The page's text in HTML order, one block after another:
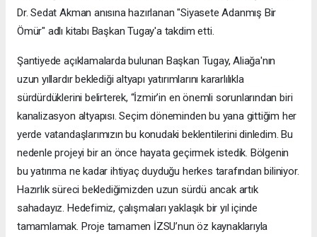
Dr. Sedat Akman anısına hazırlanan "Siyasete Adanmış Bir
Ömür" adlı kitabı Başkan Tugay'a takdim etti.
Şantiyede açıklamalarda bulunan Başkan Tugay, Aliağa'nın
uzun yıllardır beklediği altyapı yatırımlarını kararlılıkla
sürdürdüklerini belirterek, “İzmir’in en önemli sorunlarından biri
kanalizasyon altyapısı. Seçim döneminden bu yana gittiğim her
yerde vatandaşlarımızın bu konudaki beklentilerini dinledim. Bu
nedenle projeyi bir an önce hayata geçirmek istedik. Bölgenin
bu yatırıma ne kadar ihtiyaç duyduğu herkes tarafından biliniyor.
Hazırlık süreci beklediğimizden uzun sürdü ancak artık
sahadayız. Hedefimiz, çalışmaları yaklaşık bir yıl içinde
tamamlamak. Proje tamamen İZSU’nun öz kaynaklarıyla